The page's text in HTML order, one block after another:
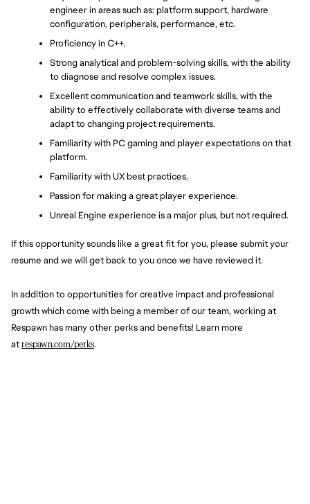
engineer in areas such as: platform support, hardware
configuration, peripherals, performance, etc.
Proficiency in C++.
Strong analytical and problem-solving skills, with the ability
to diagnose and resolve complex issues.
Excellent communication and teamwork skills, with the
ability to effectively collaborate with diverse teams and
adapt to changing project requirements.
Familiarity with PC gaming and player expectations on that
platform.
Familiarity with UX best practices.
Passion for making a great player experience.
Unreal Engine experience is a major plus, but not required.
If this opportunity sounds like a great fit for you, please submit your
resume and we will get back to you once we have reviewed it.
In addition to opportunities for creative impact and professional
growth which come with being a member of our team, working at
Respawn has many other perks and benefits! Learn more
at respawn.com/perks.